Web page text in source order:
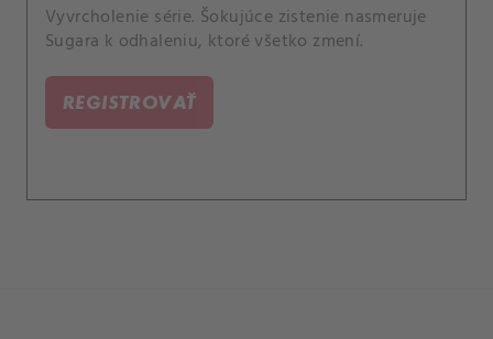
Vyvrcholenie série. Šokujúce zistenie nasmeruje
Sugara k odhaleniu, ktoré všetko zmení.
REGISTROVAŤ